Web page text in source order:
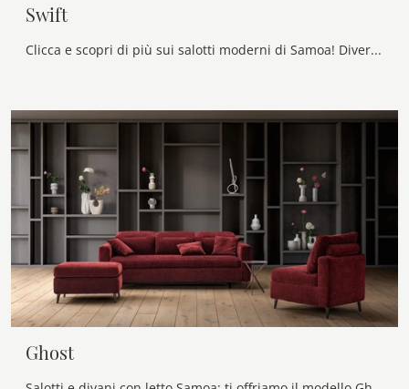
Swift
Clicca e scopri di più sui salotti moderni di Samoa! Diversi modelli di divani, come Swift, ti aspettano.
Ghost